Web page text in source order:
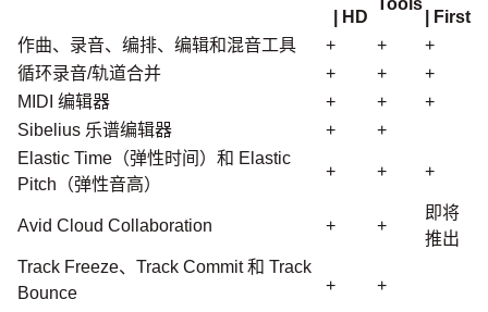
| HD
Tools
| First
作曲、录音、编排、编辑和混音工具
+ +
+
循环录音/轨道合并
+ +
+
MIDI 编辑器
+ +
+
Sibelius 乐谱编辑器
+
+
Elastic Time（弹性时间）和 Elastic
Pitch（弹性音高）
+ + +
Avid Cloud Collaboration + +
即将
推出
Track Freeze、Track Commit 和 Track
Bounce
+ +